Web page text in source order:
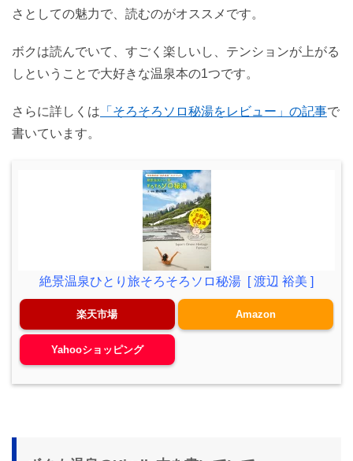
さとしての魅力で、読むのがオススメです。
ボクは読んでいて、すごく楽しいし、テンションが上がる
しということで大好きな温泉本の1つです。
さらに詳しくは 「そろそろソロ秘湯をレビュー」の記事で
書いています。
絶景温泉ひとり旅そろそろソロ秘湯 [ 渡辺 裕美 ]
楽天市場 Amazon
Yahooショッピング